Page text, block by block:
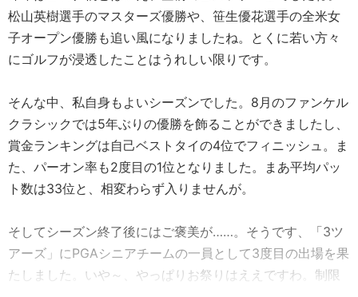
松山英樹選手のマスターズ優勝や、笹生優花選手の全米女
子オープン優勝も追い風になりましたね。とくに若い方々
にゴルフが浸透したことはうれしい限りです。
そんな中、私自身もよいシーズンでした。8月のファンケル
クラシックでは5年ぶりの優勝を飾ることができましたし、
賞金ランキングは自己ベストタイの4位でフィニッシュ。ま
た、パーオン率も2度目の1位となりました。まあ平均パッ
ト数は33位と、相変わらず入りませんが。
そしてシーズン終了後にはご褒美が……。そうです、「3ツ
アーズ」にPGAシニアチームの一員として3度目の出場を果
たしました。いや～、やっぱりお祭りはええですわ。制限